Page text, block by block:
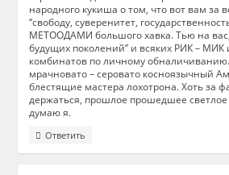
народного кукиша о том, что вот вам за
“свободу, суверенитет,
МЕТООДАМИ большого хавка. Тью на
будущих поколений” и всяких РИК – МИК
комбинатов по личному
мрачновато – серовато косноязычный
блестящие мастера лохотрона. Хоть за
держаться, прошлое прошедшее светлое
думаю я.
Ответить